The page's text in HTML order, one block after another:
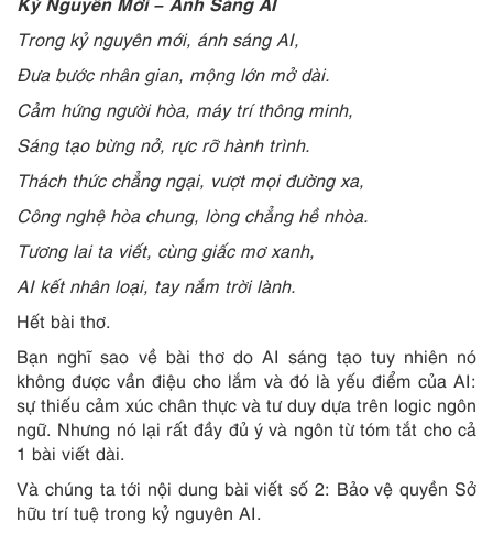
Trong kỷ nguyên mới, ánh sáng AI,
Đưa bước nhân gian, mộng lớn mở dài.
Cảm hứng người hòa, máy trí thông minh,
Sáng tạo bừng nở, rực rỡ hành trình.
Thách thức chẳng ngại, vượt mọi đường xa,
Công nghệ hòa chung, lòng chẳng hề nhòa.
Tương lai ta viết, cùng giấc mơ xanh,
AI kết nhân loại, tay nắm trời lành.
Hết bài thơ.
Bạn nghĩ sao về bài thơ do AI sáng tạo tuy nhiên nó
không được vần điệu cho lắm và đó là yếu điểm của AI:
sự thiếu cảm xúc chân thực và tư duy dựa trên logic ngôn
ngữ. Nhưng nó lại rất đầy đủ ý và ngôn từ tóm tắt cho cả
1 bài viết dài.
Và chúng ta tới nội dung bài viết số 2: Bảo vệ quyền Sở
hữu trí tuệ trong kỷ nguyên AI.